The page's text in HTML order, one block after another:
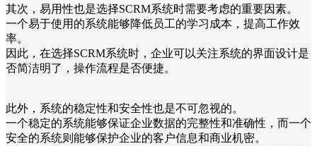
其次，易用性也是选择SCRM系统时需要考虑的重要因素。
一个易于使用的系统能够降低员工的学习成本，提高工作效
率。
因此，在选择SCRM系统时，企业可以关注系统的界面设计是
否简洁明了，操作流程是否便捷。
此外，系统的稳定性和安全性也是不可忽视的。
一个稳定的系统能够保证企业数据的完整性和准确性，而一个
安全的系统则能够保护企业的客户信息和商业机密。